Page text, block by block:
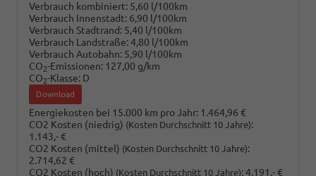
Verbrauch kombiniert: 5,60 l/100km
Verbrauch Innenstadt: 6,90 l/100km
Verbrauch Stadtrand: 5,40 l/100km
Verbrauch Landstraße:4,80 l/100km
Verbrauch Autobahn: 5,90 l/100km
CO2-Emissionen: 127,00 g/km
CO2-Klasse: D
Download
Energiekosten bei 15.000 km pro Jahr: 1.464,96 €
CO2 Kosten (niedrig) (Kosten Durchschnitt 10 Jahre):
1.143,- €
CO2 Kosten (mittel) (Kosten Durchschnitt 10 Jahre):
2.714,62 €
CO2 Kosten (hoch) (Kosten Durchschnitt 10 Jahre):4.191,- €